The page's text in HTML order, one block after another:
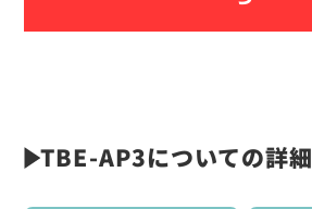
TBE-AP3についての詳細